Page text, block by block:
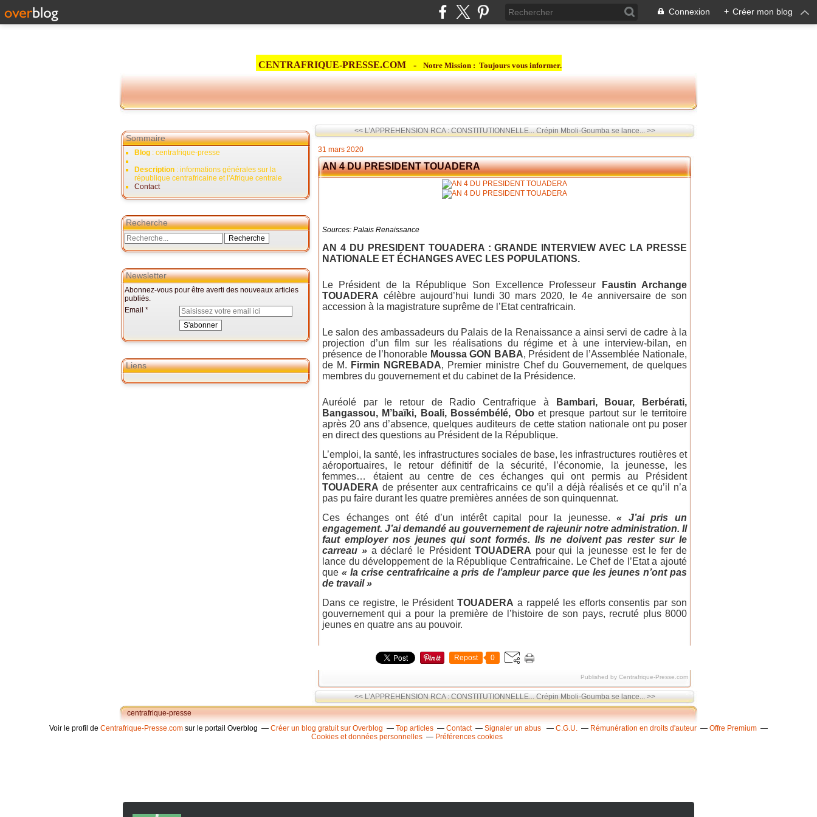
Connexion + Créer mon blog
CENTRAFRIQUE-PRESSE.COM - Notre Mission : Toujours vous informer.
Sommaire
Blog : centrafrique-presse
Description : informations générales sur la
république centrafricaine et l'Afrique centrale
Contact
Recherche
Newsletter
Abonnez-vous pour être averti des nouveaux articles
publiés.
Email
Liens
<< L’APPREHENSION RCA : CONSTITUTIONNELLE... Crépin Mboli-Goumba se lance... >>
31 mars 2020
AN 4 DU PRESIDENT TOUADERA
Sources: Palais Renaissance
AN 4 DU PRESIDENT TOUADERA : GRANDE INTERVIEW AVEC LA PRESSE
NATIONALE ET ÉCHANGES AVEC LES POPULATIONS.
Le Président de la République Son Excellence Professeur
Faustin Archange
TOUADERA célèbre aujourd’hui lundi 30 mars 2020, le 4e anniversaire de son
accession à la magistrature suprême de l’Etat centrafricain.
Le salon des ambassadeurs du Palais de la Renaissance a ainsi servi de cadre à la
projection d’un film sur les réalisations du régime et à une interview-bilan, en
présence de l’honorable Moussa GON BABA, Président de l’Assemblée Nationale,
de M. Firmin NGREBADA, Premier ministre Chef du Gouvernement, de quelques
membres du gouvernement et du cabinet de la Présidence.
Auréolé par le retour de Radio Centrafrique à
Bambari, Bouar, Berbérati,
Bangassou, M’baïki, Boali, Bossémbélé, Oboet presque partout sur le territoire
après 20 ans d’absence, quelques auditeurs de cette station nationale ont pu poser
en direct des questions au Président de la République.
L’emploi, la santé, les infrastructures sociales de base, les infrastructures routières et
aéroportuaires, le retour définitif de la sécurité, l’économie, la jeunesse, les
femmes… étaient au centre de ces échanges qui ont permis au Président
TOUADERA de présenter aux centrafricains ce qu’il a déjà réalisés et ce qu’il n’a
pas pu faire durant les quatre premières années de son quinquennat.
Ces échanges ont été d’un intérêt capital pour la jeunesse.« J’ai pris un
engagement. J’ai demandé au gouvernement de rajeunir notre administration. Il
faut employer nos jeunes qui sont formés. Ils ne doivent pas rester sur le
carreau »a déclaré le Président TOUADERA pour qui la jeunesse est le fer de
lance du développement de la République Centrafricaine. Le Chef de l’Etat a ajouté
que« la crise centrafricaine a pris de l’ampleur parce que les jeunes n’ont pas
de travail »
Dans ce registre, le PrésidentTOUADERA a rappelé les efforts consentis par son
gouvernement qui a pour la première de l’histoire de son pays, recruté plus 8000
jeunes en quatre ans au pouvoir.
Repost 0
Published by Centrafrique-Presse.com
<< L’APPREHENSION RCA : CONSTITUTIONNELLE... Crépin Mboli-Goumba se lance... >>
centrafrique-presse
Voir le profil de Centrafrique-Presse.com sur le portail Overblog Créer un blog gratuit sur Overblog Top articles Contact Signaler un abus C.G.U. Rémunération en droits d'auteur
Offre Premium
Cookies et données personnelles
Préférences cookies